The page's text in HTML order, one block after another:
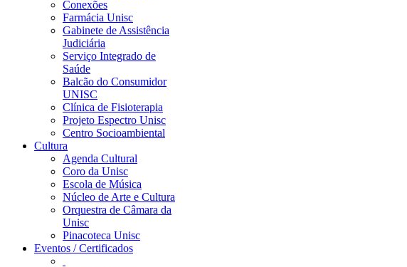
Conexões
Farmácia Unisc
Gabinete de Assistência
Judiciária
Serviço Integrado de
Saúde
Balcão do Consumidor
UNISC
Clínica de Fisioterapia
Projeto Espectro Unisc
Centro Socioambiental
Cultura
Agenda Cultural
Coro da Unisc
Escola de Música
Núcleo de Arte e Cultura
Orquestra de Câmara da
Unisc
Pinacoteca Unisc
Eventos / Certificados